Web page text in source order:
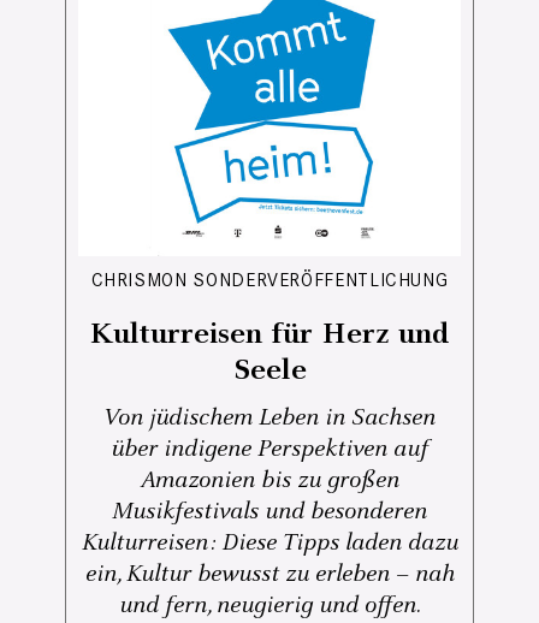
CHRISMON SONDERVERÖFFENTLICHUNG
Kulturreisen für Herz und
Seele
Von jüdischem Leben in Sachsen
über indigene Perspektiven auf
Amazonien bis zu großen
Musikfestivals und besonderen
Kulturreisen: Diese Tipps laden dazu
ein, Kultur bewusst zu erleben – nah
und fern, neugierig und offen.